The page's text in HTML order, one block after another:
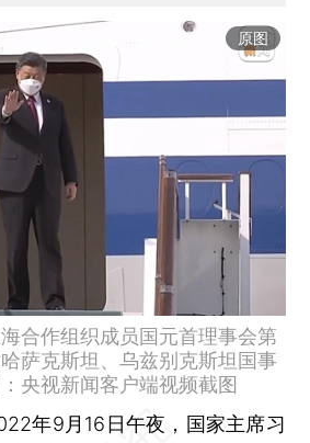
原图
合作组织成员国元首理事会第
萨克斯坦、乌兹别克斯坦国事
央视新闻客户端视频截图
年9月16日午夜，国家主席习